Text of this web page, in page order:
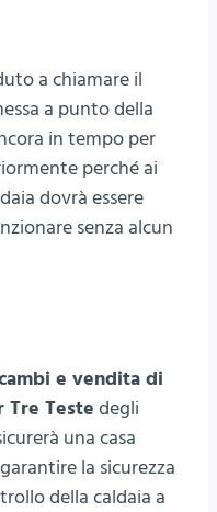
a chiamare il
a punto della
in tempo per
perché ai
dovrà essere
senza alcun
e vendita di
Tre Teste degli
una casa
la sicurezza
della caldaia a